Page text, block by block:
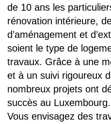
de 10 ans les
rénovation intérieure,
d’aménagement et
soient le type de
travaux. Grâce à une
et à un suivi rigoureux
nombreux projets ont
succès au Luxembourg.
Vous envisagez des